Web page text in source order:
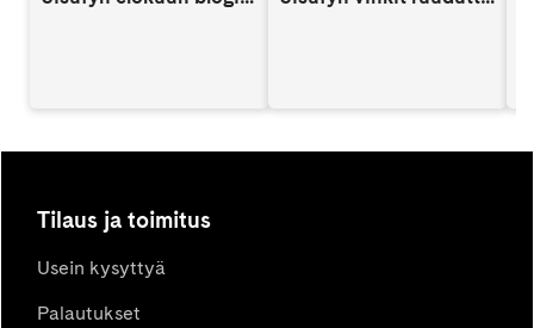
Tilaus ja toimitus
Usein kysyttyä
Palautukset